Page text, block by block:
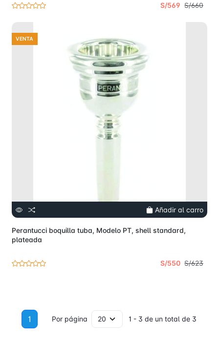
S/569 S/660
VENTA
Añadir al carro
Perantucci boquilla tuba, Modelo PT, shell standard,
plateada
S/550 S/623
1 Por página 1 - 3 de un total de 3